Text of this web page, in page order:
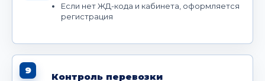
Если нет ЖД-кода и кабинета, оформляется
регистрация
9
Контроль перевозки